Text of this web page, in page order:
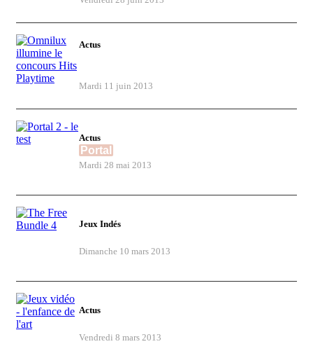
Actus
Mardi 11 juin 2013
Actus
Portal
Mardi 28 mai 2013
Jeux Indés
Dimanche 10 mars 2013
Actus
Vendredi 8 mars 2013